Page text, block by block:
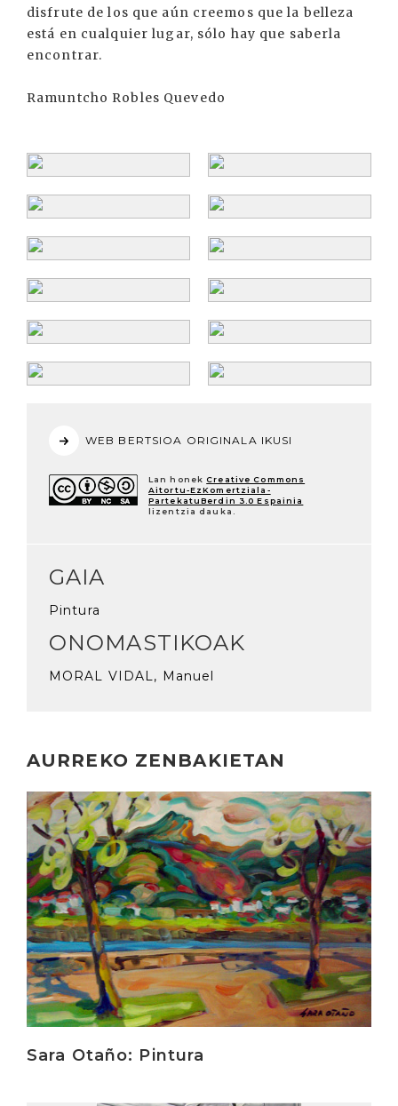
disfrute de los que aún creemos que la belleza
está en cualquier lugar, sólo hay que saberla
encontrar.
Ramuntcho Robles Quevedo
WEB BERTSIOA ORIGINALA IKUSI
Lan honek Creative Commons
Aitortu-EzKomertziala-
PartekatuBerdin 3.0 Espainia
lizentzia dauka.
GAIA
Pintura
ONOMASTIKOAK
MORAL VIDAL, Manuel
AURREKO ZENBAKIETAN
Sara Otaño: Pintura
Irakurri